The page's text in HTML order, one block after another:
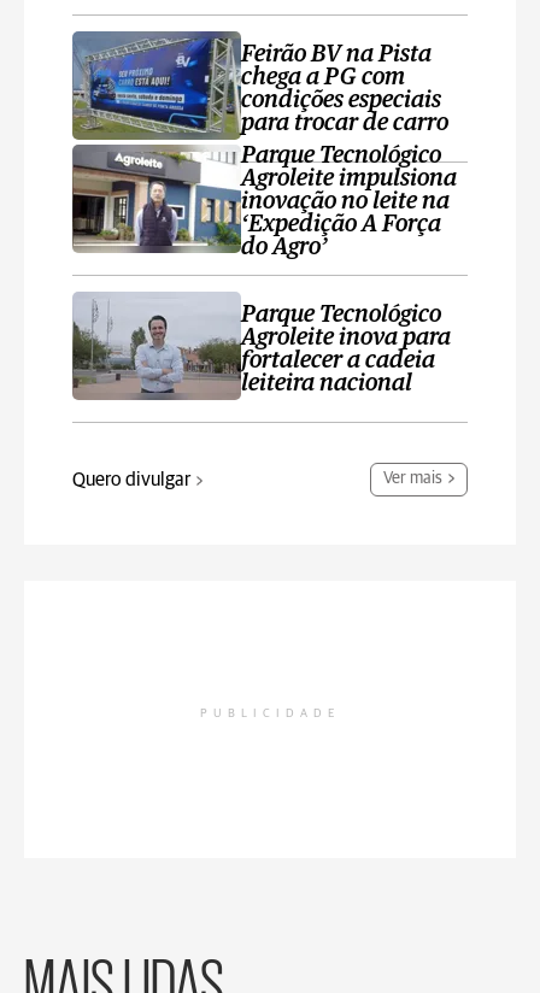
Feirão BV na Pista
chega a PG com
condições especiais
para trocar de carro
Parque Tecnológico
Agroleite impulsiona
inovação no leite na
‘Expedição A Força
do Agro’
Parque Tecnológico
Agroleite inova para
fortalecer a cadeia
leiteira nacional
Quero divulgar Ver mais
PUBLICIDADE
MAIS LIDAS